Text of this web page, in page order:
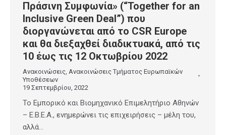
Πράσινη Συμφωνία» (“Together for an
Inclusive Green Deal”) που
διοργανώνεται από το CSR Europe
και θα διεξαχθεί διαδικτυακά, από τις
10 έως τις 12 Οκτωβρίου 2022
Ανακοινώσεις, Ανακοινώσεις Τμήματος Ευρωπαϊκών
Υποθέσεων
19 Σεπτεμβρίου, 2022
Το Εμπορικό και Βιομηχανικό Επιμελητήριο Αθηνών
– Ε.Β.Ε.Α., ενημερώνει τις επιχειρήσεις – μέλη του,
αλλά…